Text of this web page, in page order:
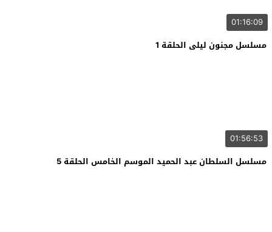
01:16:09
مسلسل مجنون ليلى الحلقة 1
01:56:53
مسلسل السلطان عبد الحميد الموسم الخامس الحلقة 5